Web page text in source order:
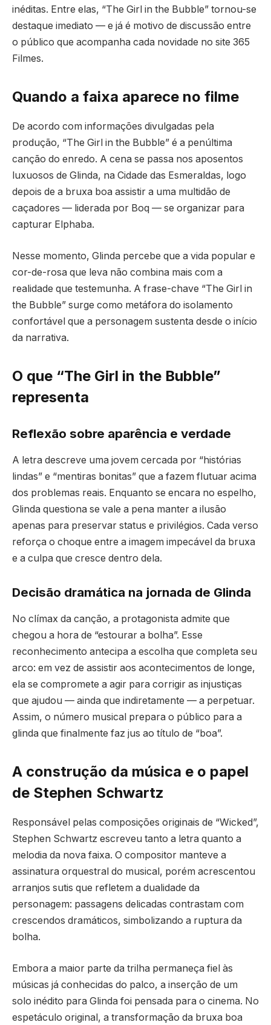
inéditas. Entre elas, “The Girl in the Bubble” tornou-se
destaque imediato — e já é motivo de discussão entre
o público que acompanha cada novidade no site 365
Filmes.
Quando a faixa aparece no filme
De acordo com informações divulgadas pela
produção, “The Girl in the Bubble” é a penúltima
canção do enredo. A cena se passa nos aposentos
luxuosos de Glinda, na Cidade das Esmeraldas, logo
depois de a bruxa boa assistir a uma multidão de
caçadores — liderada por Boq — se organizar para
capturar Elphaba.
Nesse momento, Glinda percebe que a vida popular e
cor-de-rosa que leva não combina mais com a
realidade que testemunha. A frase-chave “The Girl in
the Bubble” surge como metáfora do isolamento
confortável que a personagem sustenta desde o início
da narrativa.
O que “The Girl in the Bubble”
representa
Reflexão sobre aparência e verdade
A letra descreve uma jovem cercada por “histórias
lindas” e “mentiras bonitas” que a fazem flutuar acima
dos problemas reais. Enquanto se encara no espelho,
Glinda questiona se vale a pena manter a ilusão
apenas para preservar status e privilégios. Cada verso
reforça o choque entre a imagem impecável da bruxa
e a culpa que cresce dentro dela.
Decisão dramática na jornada de Glinda
No clímax da canção, a protagonista admite que
chegou a hora de “estourar a bolha”. Esse
reconhecimento antecipa a escolha que completa seu
arco: em vez de assistir aos acontecimentos de longe,
ela se compromete a agir para corrigir as injustiças
que ajudou — ainda que indiretamente — a perpetuar.
Assim, o número musical prepara o público para a
glinda que finalmente faz jus ao título de “boa”.
A construção da música e o papel
de Stephen Schwartz
Responsável pelas composições originais de “Wicked”,
Stephen Schwartz escreveu tanto a letra quanto a
melodia da nova faixa. O compositor manteve a
assinatura orquestral do musical, porém acrescentou
arranjos sutis que refletem a dualidade da
personagem: passagens delicadas contrastam com
crescendos dramáticos, simbolizando a ruptura da
bolha.
Embora a maior parte da trilha permaneça fiel às
músicas já conhecidas do palco, a inserção de um
solo inédito para Glinda foi pensada para o cinema. No
espetáculo original, a transformação da bruxa boa